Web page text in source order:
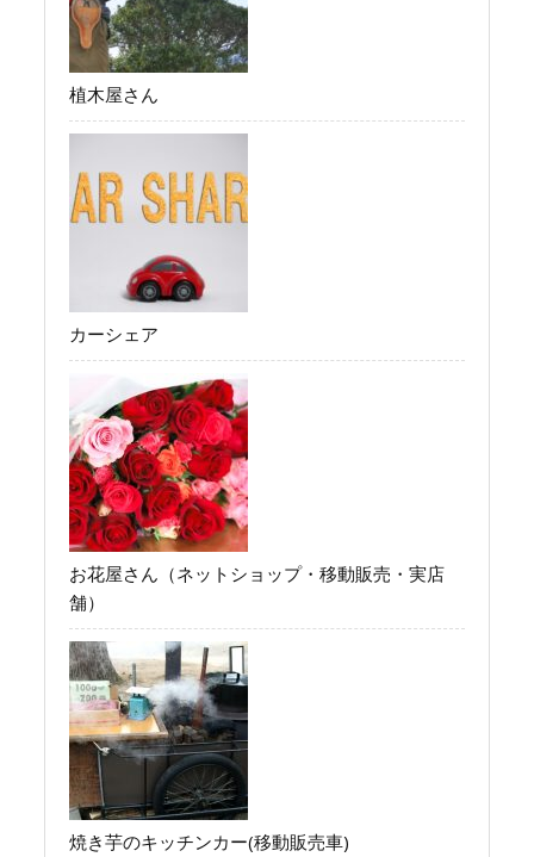
植木屋さん
カーシェア
お花屋さん（ネットショップ・移動販売・実店
舗）
焼き芋のキッチンカー(移動販売車)